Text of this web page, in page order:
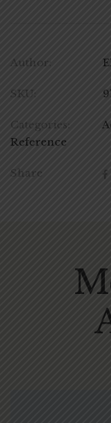
Author:
SKU:
Categories:
Reference
Share